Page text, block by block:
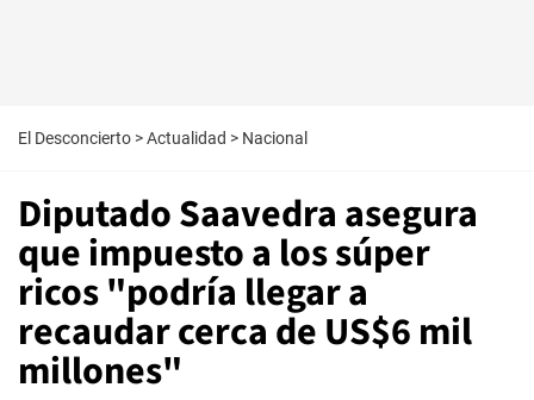
El Desconcierto >Actualidad > Nacional
Diputado Saavedra asegura
que impuesto a los súper
ricos "podría llegar a
recaudar cerca de US$6 mil
millones"